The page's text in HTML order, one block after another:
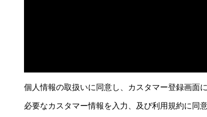
個人情報の取扱いに同意し、カスタマー登録画面に
必要なカスタマー情報を入力、及び利用規約に同